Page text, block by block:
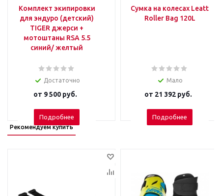
Комплект экипировки
для эндуро (детский)
TIGER джерси +
мотоштаны RSA 5.5
синий/ желтый
Достаточно
от 9 500 руб.
Подробнее
Сумка на колесах Leatt
Roller Bag 120L
Мало
от 21 392 руб.
Подробнее
Рекомендуем купить